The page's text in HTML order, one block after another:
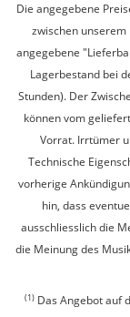
Die angegebene
zwischen
angegebene
Lagerbestand bei
Stunden). Der
können vom
Vorrat. Irrtümer
Technische
vorherige
hin, dass
ausschliesslich die
die Meinung des
(1) Das Angebot auf